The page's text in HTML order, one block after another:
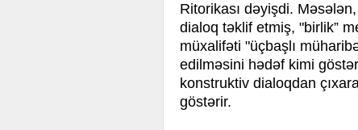
Ritorikası dəyişdi.
dialoq təklif etmiş, "birlik”
müxalifəti "üçbaşlı
edilməsini hədəf kimi
konstruktiv dialoqdan
göstərir.